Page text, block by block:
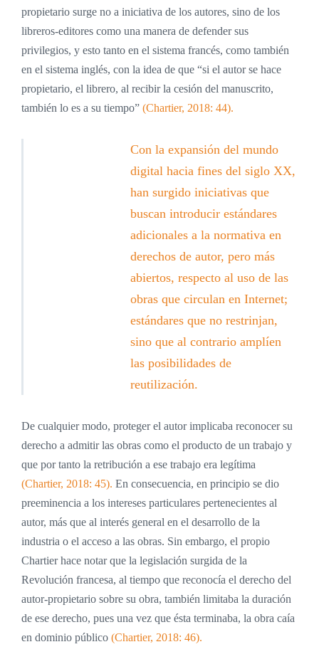
propietario surge no a iniciativa de los autores, sino de los
libreros-editores como una manera de defender sus
privilegios, y esto tanto en el sistema francés, como también
en el sistema inglés, con la idea de que “si el autor se hace
propietario, el librero, al recibir la cesión del manuscrito,
también lo es a su tiempo” (Chartier, 2018: 44).
Con la expansión del mundo
digital hacia fines del siglo XX,
han surgido iniciativas que
buscan introducir estándares
adicionales a la normativa en
derechos de autor, pero más
abiertos, respecto al uso de las
obras que circulan en Internet;
estándares que no restrinjan,
sino que al contrario amplíen
las posibilidades de
reutilización.
De cualquier modo, proteger el autor implicaba reconocer su
derecho a admitir las obras como el producto de un trabajo y
que por tanto la retribución a ese trabajo era legítima
(Chartier, 2018: 45). En consecuencia, en principio se dio
preeminencia a los intereses particulares pertenecientes al
autor, más que al interés general en el desarrollo de la
industria o el acceso a las obras. Sin embargo, el propio
Chartier hace notar que la legislación surgida de la
Revolución francesa, al tiempo que reconocía el derecho del
autor-propietario sobre su obra, también limitaba la duración
de ese derecho, pues una vez que ésta terminaba, la obra caía
en dominio público (Chartier, 2018: 46).